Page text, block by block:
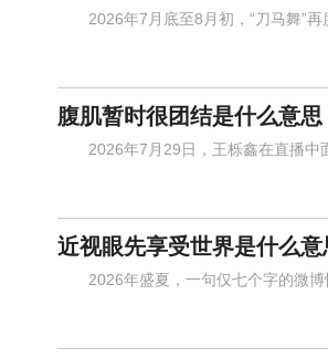
2026年7月底至8月初，“刀马舞”再
腹肌暂时很团结是什么意思
2026年7月29日，王栎鑫在直播中
近视眼先享受世界是什么意
2026年盛夏，一句仅七个字的微